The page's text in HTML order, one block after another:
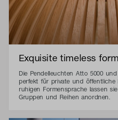
Exquisite timeless
Die Pendelleuchten Atto 5000
perfekt für private und öffentliche
ruhigen Formensprache lassen
Gruppen und Reihen anordnen.